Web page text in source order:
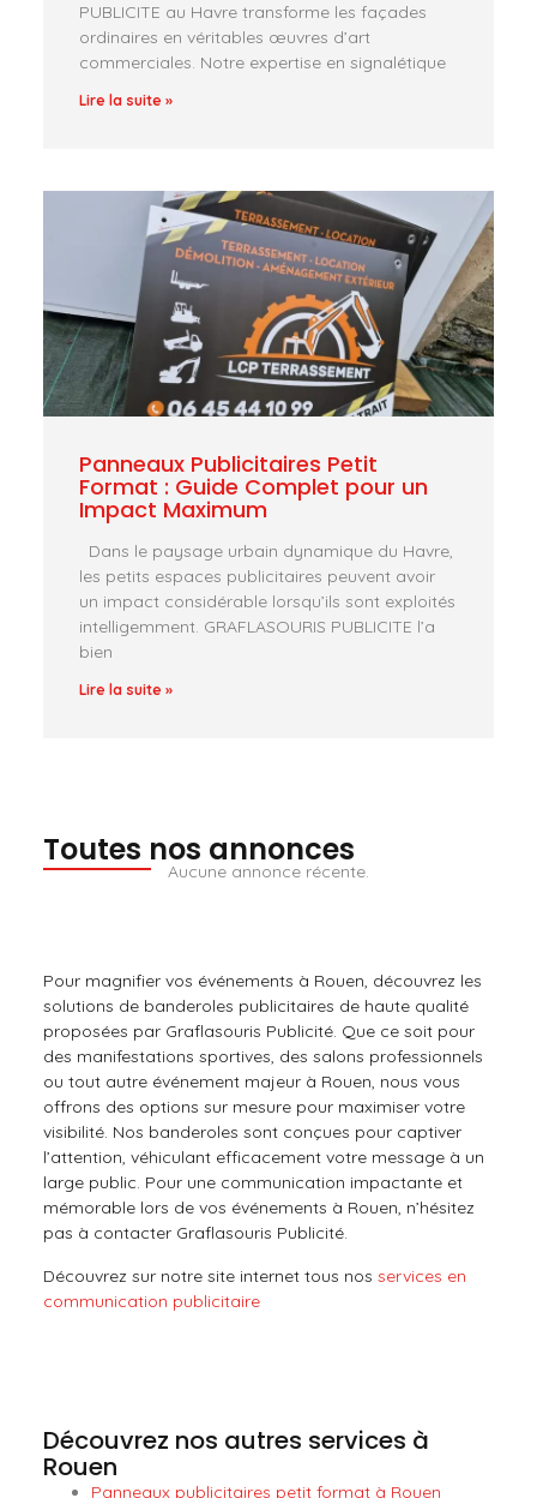
PUBLICITE au Havre transforme les façades
ordinaires en véritables œuvres d’art
commerciales. Notre expertise en signalétique
Lire la suite »
Panneaux Publicitaires Petit
Format : Guide Complet pour un
Impact Maximum
Dans le paysage urbain dynamique du Havre,
les petits espaces publicitaires peuvent avoir
un impact considérable lorsqu’ils sont exploités
intelligemment. GRAFLASOURIS PUBLICITE l’a
bien
Lire la suite »
Toutes nos annonces
Aucune annonce récente.
Pour magnifier vos événements à Rouen, découvrez les
solutions de banderoles publicitaires de haute qualité
proposées par Graflasouris Publicité. Que ce soit pour
des manifestations sportives, des salons professionnels
ou tout autre événement majeur à Rouen, nous vous
offrons des options sur mesure pour maximiser votre
visibilité. Nos banderoles sont conçues pour captiver
l’attention, véhiculant efficacement votre message à un
large public. Pour une communication impactante et
mémorable lors de vos événements à Rouen, n’hésitez
pas à contacter Graflasouris Publicité.
Découvrez sur notre site internet tous nos services en
communication publicitaire
Découvrez nos autres services à
Rouen
Panneaux publicitaires petit format à Rouen